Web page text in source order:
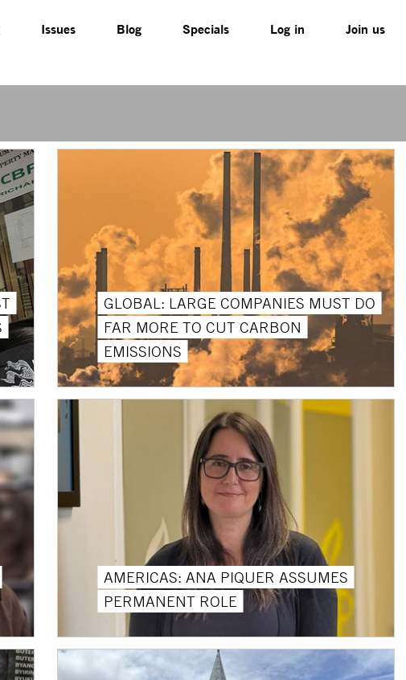
Issues Blog Specials Log in Join us
GLOBAL: LARGE COMPANIES MUST DO
FAR MORE TO CUT CARBON
EMISSIONS
AMERICAS: ANA PIQUER ASSUMES
PERMANENT ROLE